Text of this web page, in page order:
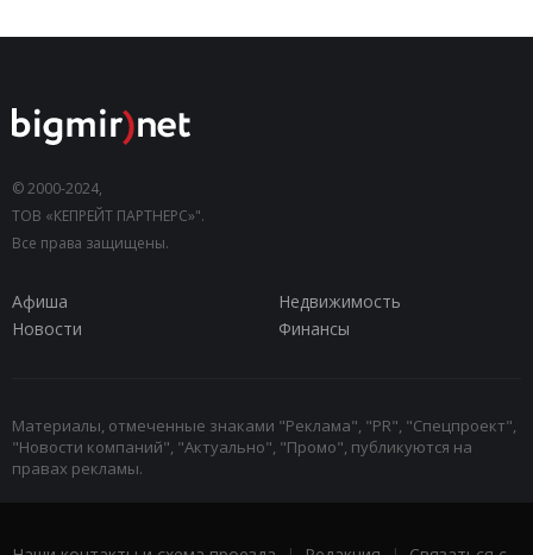
© 2000-2024,
ТОВ «КЕПРЕЙТ ПАРТНЕРС»".
Все права защищены.
Афиша
Недвижимость
Новости
Финансы
Материалы, отмеченные знаками "Реклама", "PR", "Спецпроект",
"Новости компаний", "Актуально", "Промо", публикуются на
правах рекламы.